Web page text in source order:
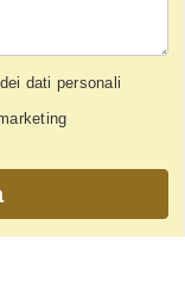
dati personali